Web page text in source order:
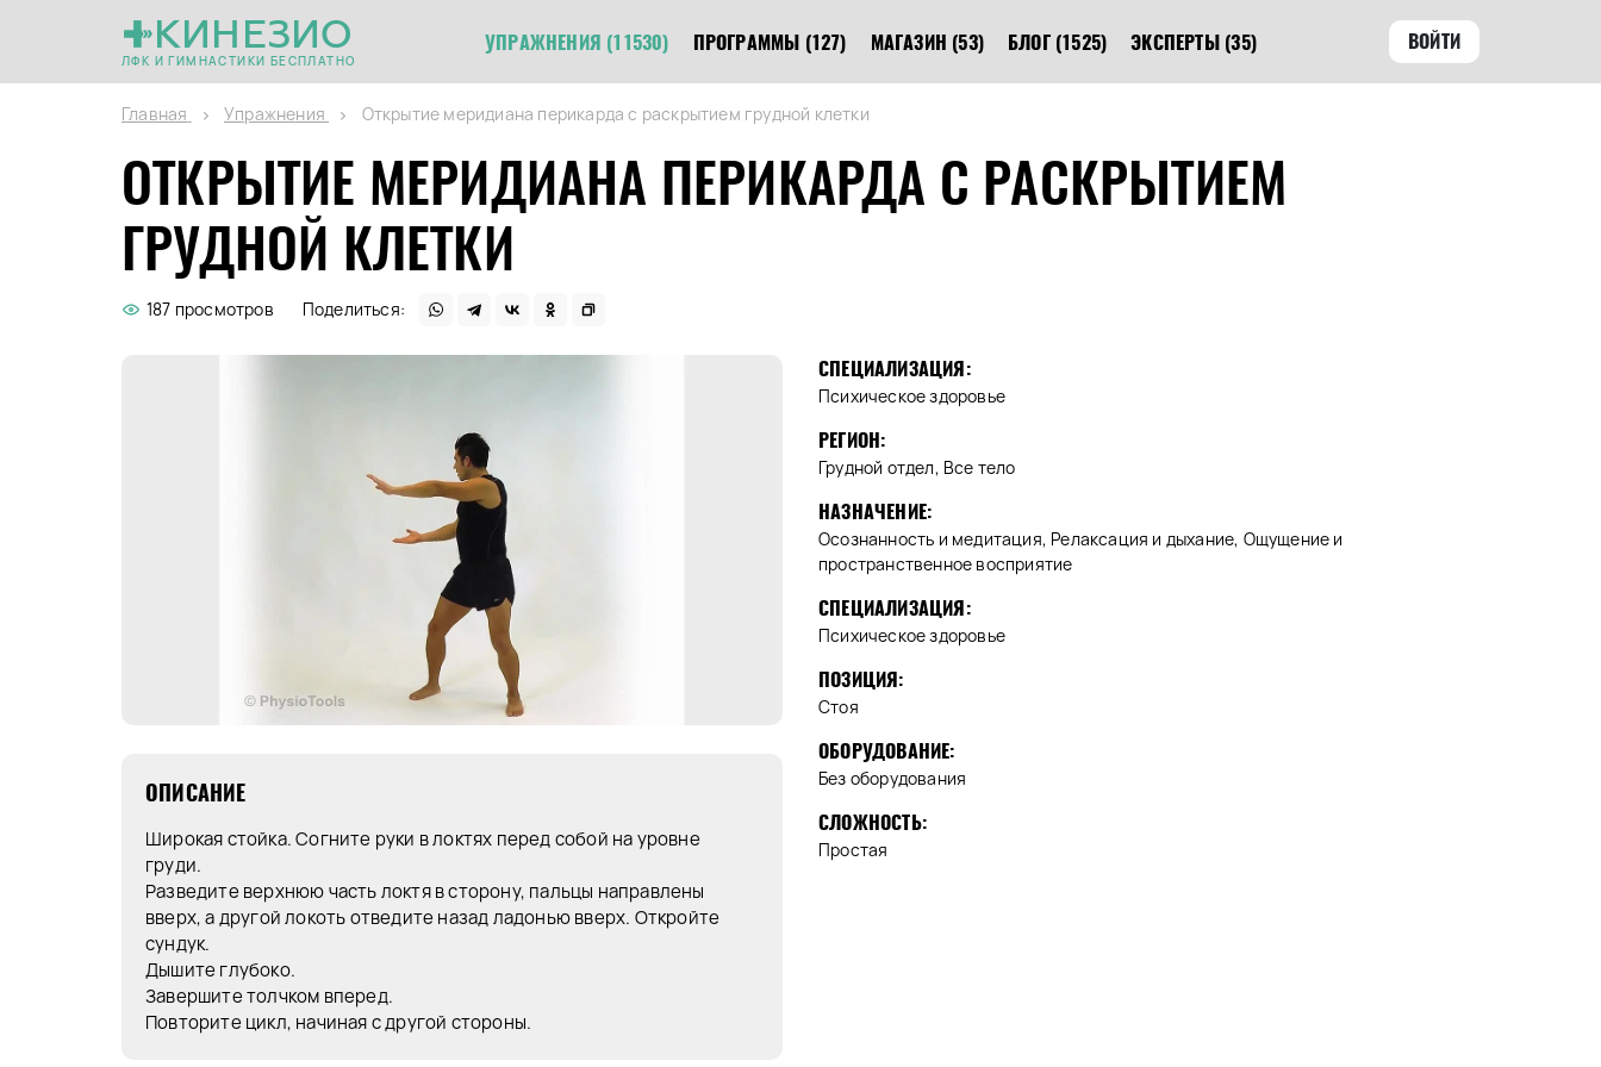
КИНЕЗИО
ЛФК И ГИМНАСТИКИ БЕСПЛАТНО
УПРАЖНЕНИЯ (11530) ПРОГРАММЫ (127) МАГАЗИН (53) БЛОГ (1525) ЭКСПЕРТЫ (35) ВОЙТИ
Главная Упражнения Открытие меридиана перикарда с раскрытием грудной клетки
ОТКРЫТИЕ МЕРИДИАНА ПЕРИКАРДА С РАСКРЫТИЕМ
ГРУДНОЙ КЛЕТКИ
187 просмотров Поделиться:
ОПИСАНИЕ
Широкая стойка. Согните руки в локтях перед собой на уровне
груди.
Разведите верхнюю часть локтя в сторону, пальцы направлены
вверх, а другой локоть отведите назад ладонью вверх. Откройте
сундук.
Дышите глубоко.
Завершите толчком вперед.
Повторите цикл, начиная с другой стороны.
СПЕЦИАЛИЗАЦИЯ:
Психическое здоровье
РЕГИОН:
Грудной отдел, Все тело
НАЗНАЧЕНИЕ:
Осознанность и медитация, Релаксация и дыхание, Ощущение и
пространственное восприятие
СПЕЦИАЛИЗАЦИЯ:
Психическое здоровье
ПОЗИЦИЯ:
Стоя
ОБОРУДОВАНИЕ:
Без оборудования
СЛОЖНОСТЬ:
Простая